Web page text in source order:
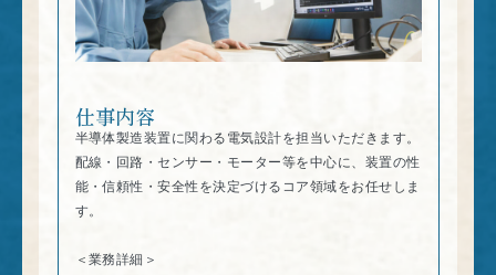
仕事内容
半導体製造装置に関わる電気設計を担当いただきます。
配線・回路・センサー・モーター等を中心に、装置の性
能・信頼性・安全性を決定づけるコア領域をお任せしま
す。
＜業務詳細＞